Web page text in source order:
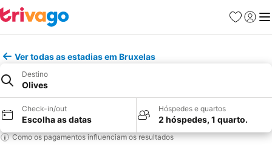
Favoritos
Iniciar
Ver todas as estadias em Bruxelas
Destino
Olives
Check-in/out
Escolha as datas
Hóspedes e quartos
2 hóspedes, 1 quarto.
Como os pagamentos influenciam os resultados